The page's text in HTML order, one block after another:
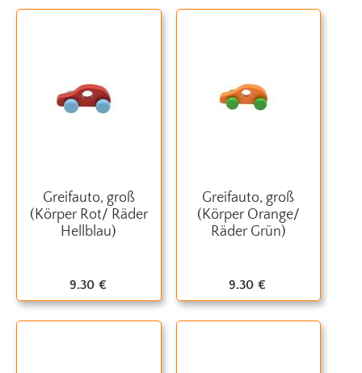
Greifauto, groß
(Körper Rot/ Räder
Hellblau)
9.30 €
Greifauto, groß
(Körper Orange/
Räder Grün)
9.30 €